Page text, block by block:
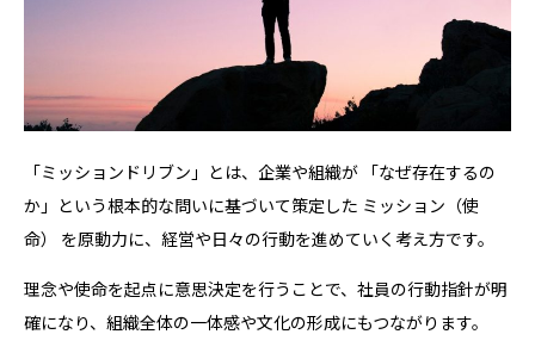
「ミッションドリブン」とは、企業や組織が 「なぜ存在するの
か」という根本的な問いに基づいて策定した ミッション（使
命） を原動力に、経営や日々の行動を進めていく考え方です。
理念や使命を起点に意思決定を行うことで、社員の行動指針が明
確になり、組織全体の一体感や文化の形成にもつながります。